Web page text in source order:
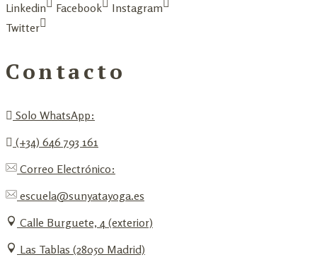
Linkedin
Facebook
Instagram
Twitter
Contacto
Solo WhatsApp:
(+34) 646 793 161
Correo Electrónico:
escuela@sunyatayoga.es
Calle Burguete, 4 (exterior)
Las Tablas (28050 Madrid)